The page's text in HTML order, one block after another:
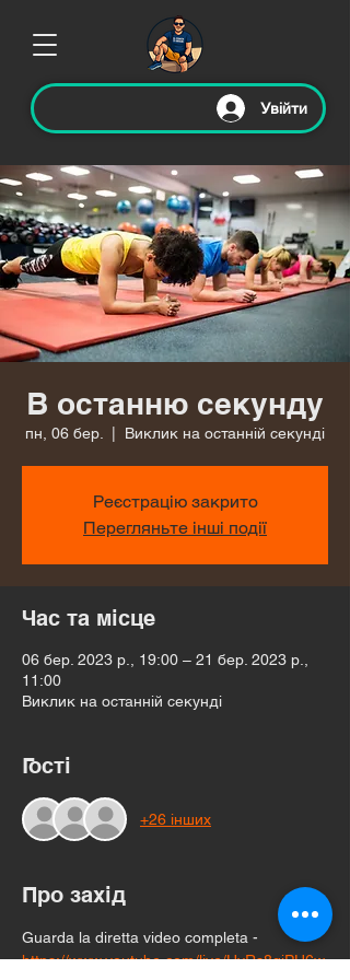
Увійти
В останню секунду
пн, 06 бер. Виклик на останній секунді
Реєстрацію закрито
Перегляньте інші події
Час та місце
06 бер. 2023 р., 19:00 – 21 бер. 2023 р.,
11:00
Виклик на останній секунді
Гості
+26 інших
Про захід
Guarda la diretta video completa -
https://www.youtube.com/live/HyRs8giPU6w